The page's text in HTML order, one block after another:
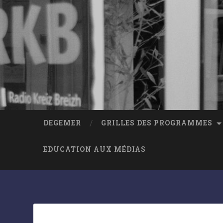
DEGEMER GRILLES DES PROGRAMMES
EDUCATION AUX MÉDIAS